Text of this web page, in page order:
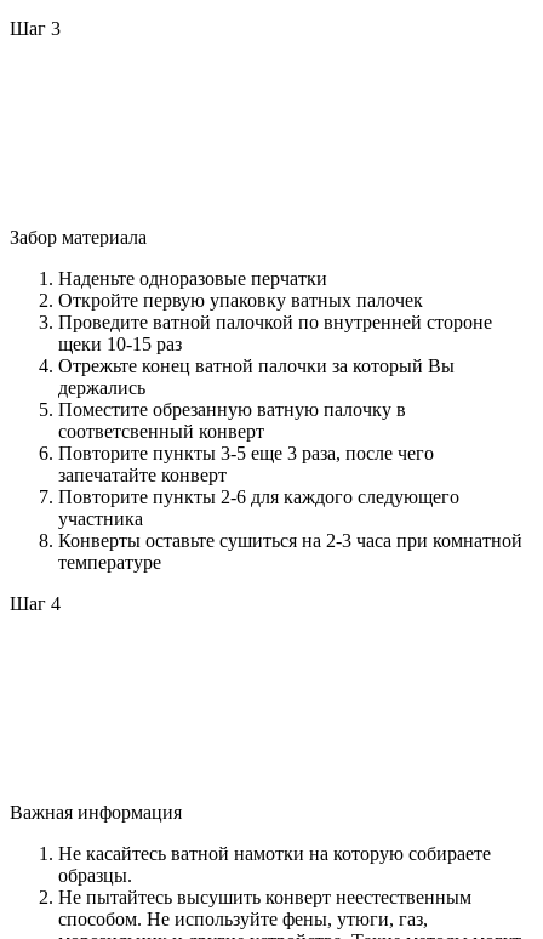
Шаг 3
Забор материала
Наденьте одноразовые перчатки
Откройте первую упаковку ватных палочек
Проведите ватной палочкой по внутренней стороне
щеки 10-15 раз
Отрежьте конец ватной палочки за который Вы
держались
Поместите обрезанную ватную палочку в
соответсвенный конверт
Повторите пункты 3-5 еще 3 раза, после чего
запечатайте конверт
Повторите пункты 2-6 для каждого следующего
участника
Конверты оставьте сушиться на 2-3 часа при комнатной
температуре
Шаг 4
Важная информация
Не касайтесь ватной намотки на которую собираете
образцы.
Не пытайтесь высушить конверт неестественным
способом. Не используйте фены, утюги, газ,